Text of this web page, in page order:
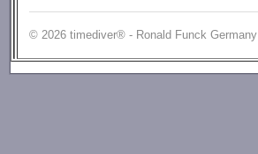
© 2026 timediver® - Ronald Funck Germany